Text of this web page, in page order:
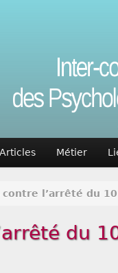
Articles Métier
contre l’arrêté du
du